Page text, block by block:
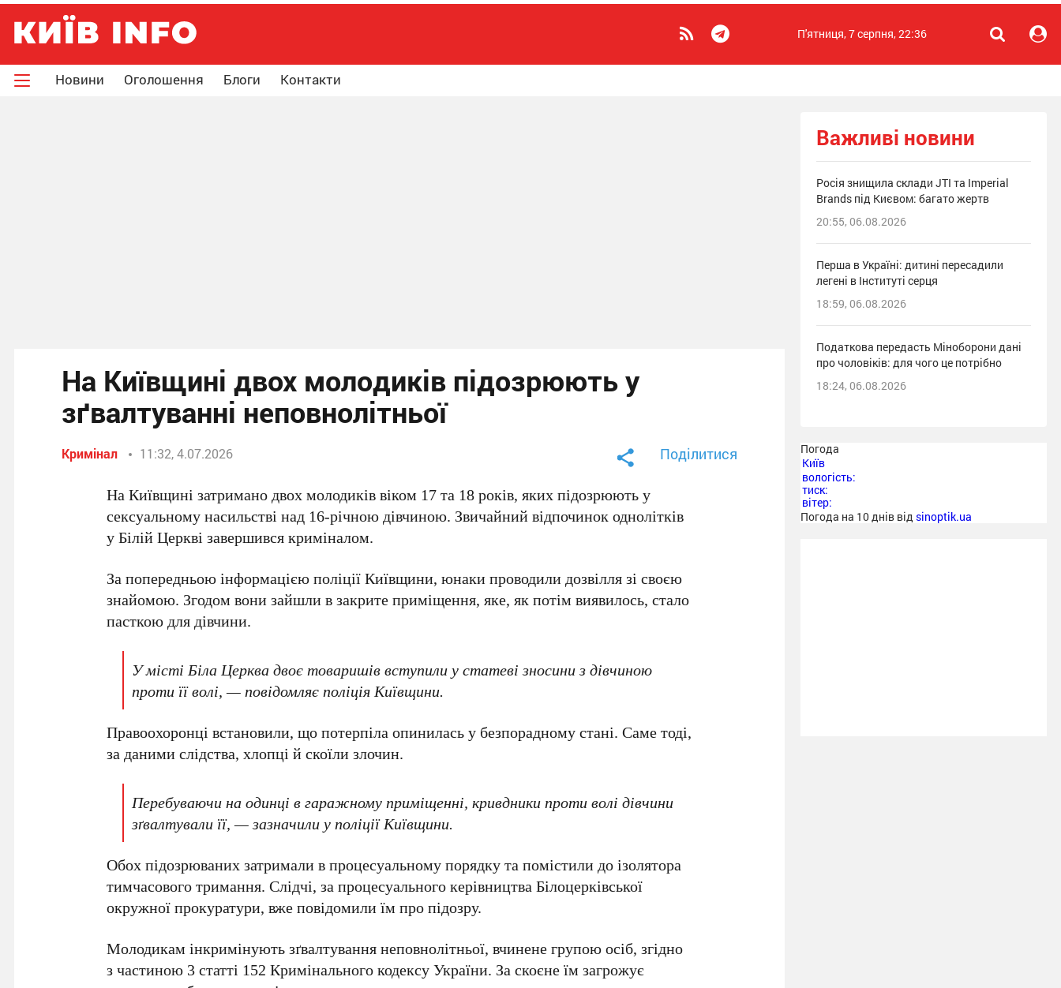
П'ятниця, 7 серпня, 22:36
Новини Оголошення Блоги Контакти
На Київщині двох молодиків підозрюють у
зґвалтуванні неповнолітньої
Кримінал 11:32, 4.07.2026 Поділитися
На Київщині затриманодвох молодиків віком 17 та 18 років, яких підозрюють у
сексуальному насильстві над 16-річною дівчиною. Звичайний відпочинок однолітків
у Білій Церкві завершився криміналом.
За попередньою інформацією поліції Київщини, юнаки проводили дозвілля зі своєю
знайомою. Згодом вони зайшли в закрите приміщення, яке, як потім виявилось, стало
пасткою для дівчини.
У місті Біла Церква двоє товаришів вступили у статеві зносини з дівчиною
проти її волі, — повідомляє поліція Київщини.
Правоохоронці встановили, що потерпіла опинилась у безпорадному стані. Саме тоді,
за даними слідства, хлопці й скоїли злочин.
Перебуваючи на одинці в гаражному приміщенні, кривдники проти волі дівчини
зґвалтували її, — зазначили у поліції Київщини.
Обох підозрюваних затримали в процесуальному порядку та помістили до ізолятора
тимчасового тримання. Слідчі, за процесуального керівництва Білоцерківської
окружної прокуратури, вже повідомили їм про підозру.
Молодикам інкримінують зґвалтування неповнолітньої, вчинене групою осіб, згідно
зчастиною 3 статті 152 Кримінального кодексу України. За скоєне їм загрожує
Важливі новини
Росія знищила склади JTI та Imperial
Brands під Києвом: багато жертв
20:55, 06.08.2026
Перша в Україні: дитині пересадили
легені в Інституті серця
18:59, 06.08.2026
Податкова передасть Міноборони дані
про чоловіків: для чого це потрібно
18:24, 06.08.2026
Погода
Київ
вологість:
тиск:
вітер:
Погода на 10 днів від sinoptik.ua